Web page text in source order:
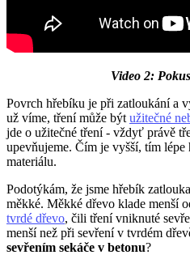
Video 2:
Povrch hřebíku je při zatloukání a
už víme, tření může být užitečné
jde o užitečné tření - vždyť právě
upevňujeme. Čím je vyšší, tím
materiálu.
Podotýkám, že jsme hřebík
měkké. Měkké dřevo klade menší
tvrdé dřevo, čili tření vniknuté
menší než při sevření v tvrdém
sevřením sekáče v betonu?